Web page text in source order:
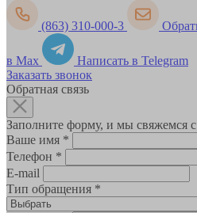
(863) 310-000-3
в Max
Написать в Telegram
Заказать звонок
Обратная связь
Заполните форму, и мы свяжемся
Ваше имя *
Телефон *
E-mail
Тип обращения *